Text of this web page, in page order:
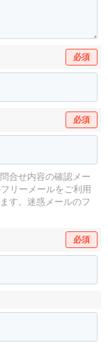
必須
必須
合せ内容の確認メー
リーメールをご利用
す。 迷惑メールのフ
必須